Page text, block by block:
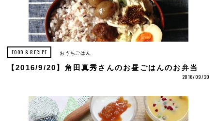
FOOD & RECIPE おうちごはん
【2016/9/20】角田真秀さんのお昼ごはんのお弁当
2016/09/20